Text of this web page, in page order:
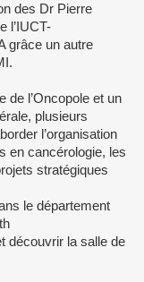
des Dr Pierre
l’IUCT-
grâce un autre
de l’Oncopole et un
plusieurs
l’organisation
en cancérologie, les
stratégiques
le département
découvrir la salle de